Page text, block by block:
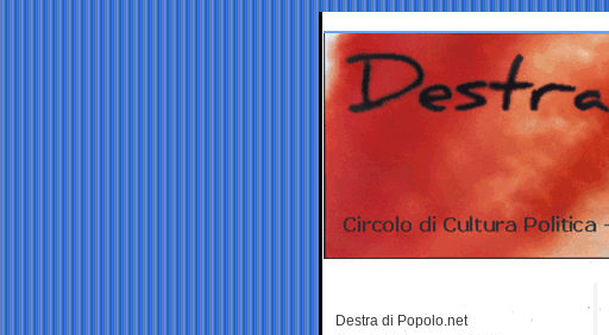
Destra di Popolo.net